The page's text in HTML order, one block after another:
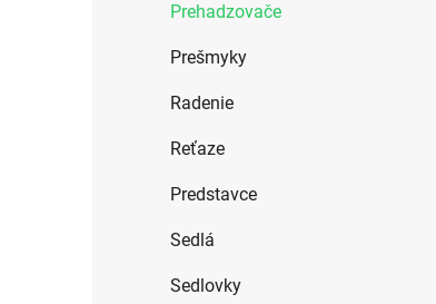
Prehadzovače
Prešmyky
Radenie
Reťaze
Predstavce
Sedlá
Sedlovky